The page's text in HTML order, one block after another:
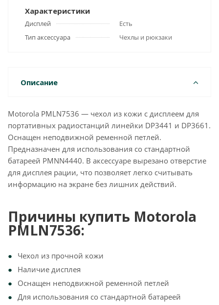
Характеристики
Дисплей
Есть
Тип аксессуара
Чехлы и рюкзаки
Описание
Motorola PMLN7536 — чехол из кожи с дисплеем для
портативных радиостанций линейки DP3441 и DP3661.
Оснащен неподвижной ременной петлей.
Предназначен для использования со стандартной
батареей PMNN4440. В аксессуаре вырезано отверстие
для дисплея рации, что позволяет легко считывать
информацию на экране без лишних действий.
Причины купить Motorola
PMLN7536:
Чехол из прочной кожи
Наличие дисплея
Оснащен неподвижной ременной петлей
Для использования со стандартной батареей